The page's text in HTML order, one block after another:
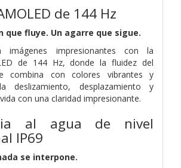
de 144 Hz
que fluye. Un agarre que sigue.
imágenes impresionantes con la
de 144 Hz, donde la fluidez del
combina con colores vibrantes y
deslizamiento, desplazamiento y
con una claridad impresionante.
al agua de nivel
IP69
se interpone.